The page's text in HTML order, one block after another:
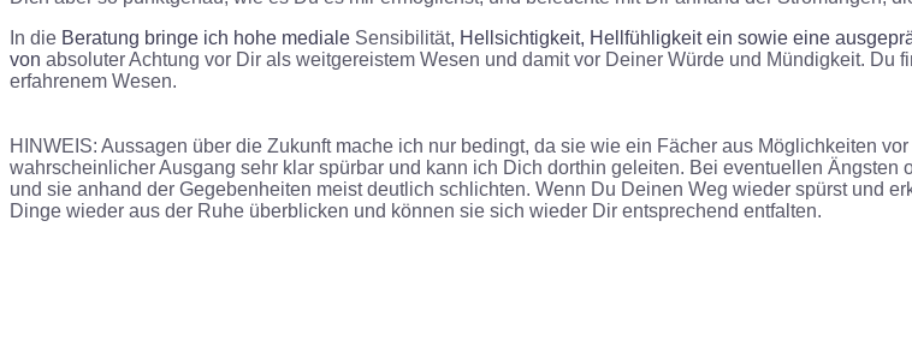
In die Beratung bringe ich hohe mediale Sensibilität, Hellsichtigkeit, Hellfühligkeit ein sowie eine
von absoluter Achtung vor Dir als weitgereistem Wesen und damit vor Deiner Würde und Mündigkeit.
erfahrenem Wesen.
HINWEIS: Aussagen über die Zukunft mache ich nur bedingt, da sie wie ein Fächer aus Möglichkeiten
wahrscheinlicher Ausgang sehr klar spürbar und kann ich Dich dorthin geleiten. Bei eventuellen
und sie anhand der Gegebenheiten meist deutlich schlichten. Wenn Du Deinen Weg wieder spürst und
Dinge wieder aus der Ruhe überblicken und können sie sich wieder Dir entsprechend entfalten.